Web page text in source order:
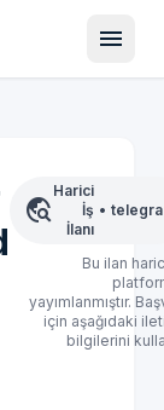
menu
travel_explore
Harici
İş
İlanı
•
Bu ilan
yayımlanmıştır.
için aşağıdaki
bilgilerini